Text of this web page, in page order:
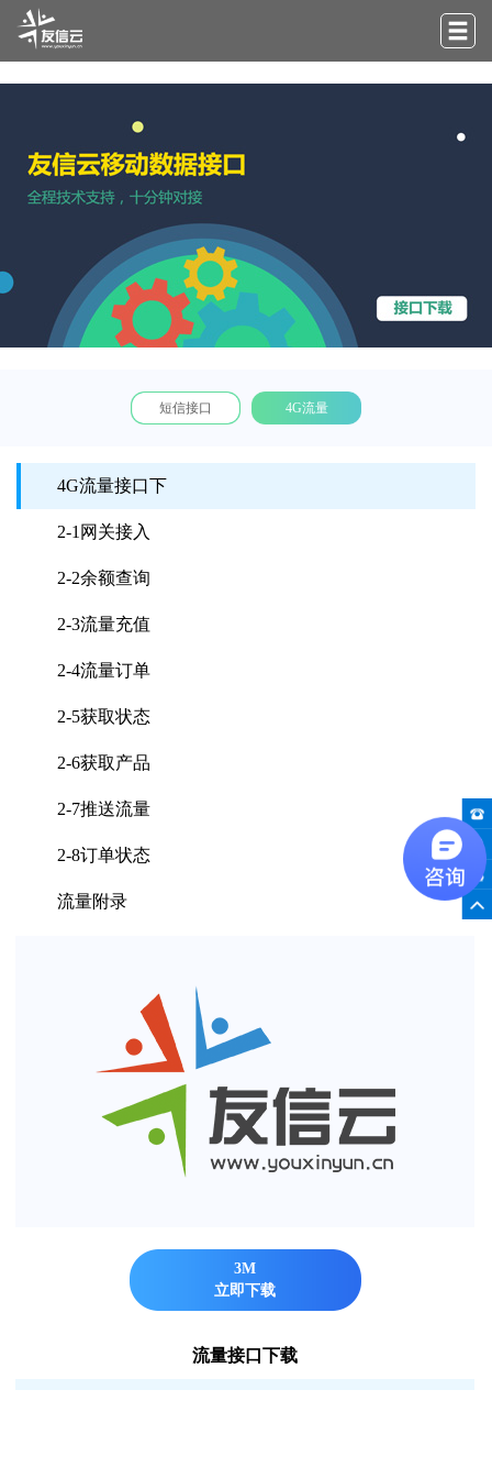
短信接口 4G流量
4G流量接口下
2-1网关接入
2-2余额查询
2-3流量充值
2-4流量订单
2-5获取状态
2-6获取产品
2-7推送流量
2-8订单状态
流量附录
3M
立即下载
流量接口下载